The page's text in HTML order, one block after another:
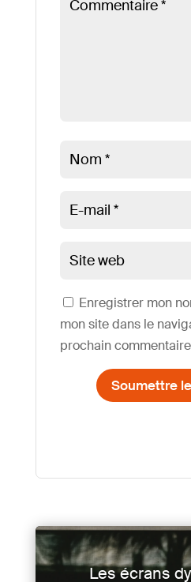
Enregistrer mon
mon site dans le
prochain
Soumettre
Les écrans